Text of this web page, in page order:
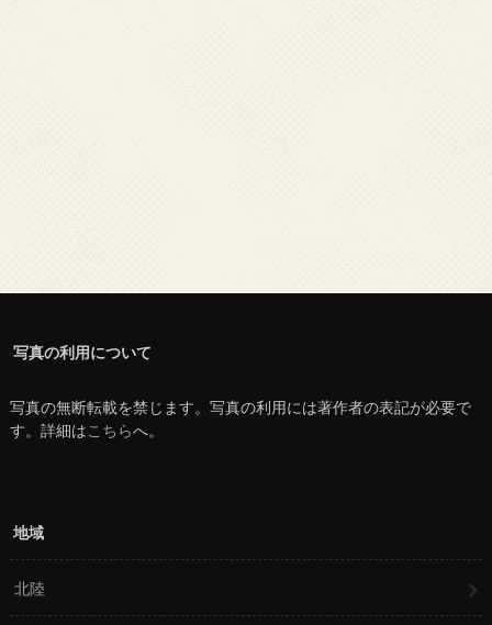
写真の利用について
写真の無断転載を禁じます。写真の利用には著作者の表記が必要で
す。詳細はこちらへ。
地域
北陸